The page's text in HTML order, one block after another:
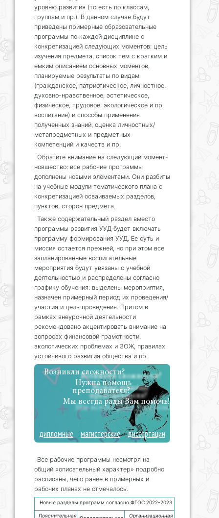
уровню развития (то есть по классам,
группам и пр.). В данном случае будут
приведены примерные образовательные
программы по каждой дисциплине с
конкретизацией следующих моментов: цель
изучения предмета, список тем с кратким и
емким описанием основных моментов,
планируемые результаты по видам
(гражданское, патриотическое, личностное,
духовно-нравственное, эстетическое,
физическое, трудовое, экологическое и пр.
воспитание) и способы применения
полученных знаний, оценка личностных/
метапредметных и предметных
компетенций и качеств и пр.
Обратите внимание на следующий момент-
новшество: все рабочие программы
дополнены новыми элементами. Они разбиты
на учебные модули тематического плана с
конкретизацией осваиваемых разделов,
пунктов, сторон предмета.
Также содержательный раздел вместо
программы развития УУД будет включать
программу формирования УУД. Ее суть и
миссия остается прежней, но при этом все
запланированные воспитательные
мероприятия будут увязаны с учебной
деятельностью и распределены согласно
графику обучения: выделены мероприятия,
назначен примерный период их проведения/
участия и цель проведения. Притом в
рамках внеурочной деятельности
рекомендовано акцентировать внимание на
вопросах финансовой грамотности,
экологических проблемах и ЗОЖ, правилах
устойчивого развития общества и пр.
Возникли сложности?
Нужна помощь
преподавателя?
Мы всегда рады Вам помочь!
дипломные магистерские диссертации
Все рабочие программы несмотря на
общий «описательный характер» подробно
расписаны, чего ранее в примерных и
рабочих планах не отмечалось.
Новые разделы программ согласно ФГОС 2022-2023
Пояснительная
Организационная